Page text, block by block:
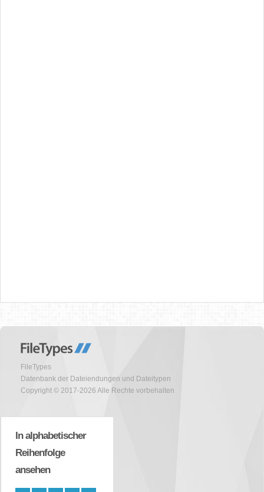
FileTypes
Datenbank der Dateiendungen und Dateitypen
Copyright © 2017-2026 Alle Rechte vorbehalten
In alphabetischer
Reihenfolge
ansehen